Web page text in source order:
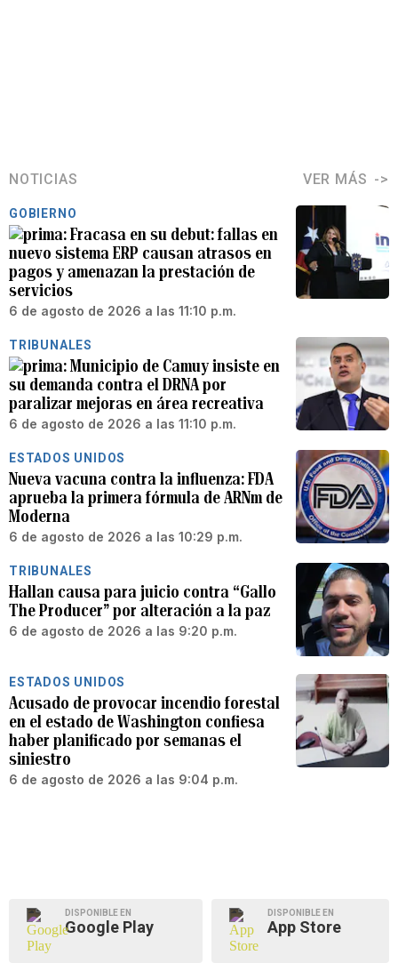
NOTICIAS VER MÁS
GOBIERNO
Fracasa en su debut: fallas en
nuevo sistema ERP causan atrasos en
pagos y amenazan la prestación de
servicios
6 de agosto de 2026 a las 11:10 p.m.
TRIBUNALES
Municipio de Camuy insiste en
su demanda contra el DRNA por
paralizar mejoras en área recreativa
6 de agosto de 2026 a las 11:10 p.m.
ESTADOS UNIDOS
Nueva vacuna contra la influenza: FDA
aprueba la primera fórmula de ARNm de
Moderna
6 de agosto de 2026 a las 10:29 p.m.
TRIBUNALES
Hallan causa para juicio contra “Gallo
The Producer” por alteración a la paz
6 de agosto de 2026 a las 9:20 p.m.
ESTADOS UNIDOS
Acusado de provocar incendio forestal
en el estado de Washington confiesa
haber planificado por semanas el
siniestro
6 de agosto de 2026 a las 9:04 p.m.
DISPONIBLE EN
Google Play
DISPONIBLE EN
App Store